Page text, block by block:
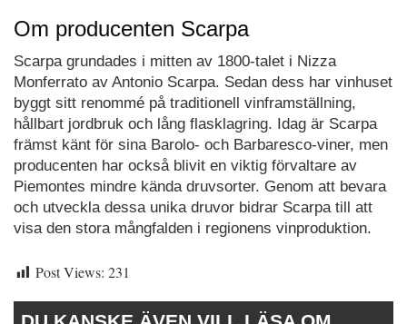
Om producenten Scarpa
Scarpa grundades i mitten av 1800-talet i Nizza
Monferrato av Antonio Scarpa. Sedan dess har vinhuset
byggt sitt renommé på traditionell vinframställning,
hållbart jordbruk och lång flasklagring. Idag är Scarpa
främst känt för sina Barolo- och Barbaresco-viner, men
producenten har också blivit en viktig förvaltare av
Piemontes mindre kända druvsorter. Genom att bevara
och utveckla dessa unika druvor bidrar Scarpa till att
visa den stora mångfalden i regionens vinproduktion.
Post Views: 231